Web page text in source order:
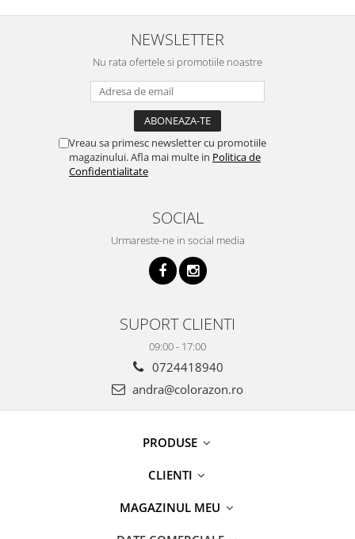
NEWSLETTER
Nu rata ofertele si promotiile noastre
Vreau sa primesc newsletter cu promotiile
magazinului. Afla mai multe in Politica de
Confidentialitate
SOCIAL
Urmareste-ne in social media
SUPORT CLIENTI
09:00 - 17:00
0724418940
andra@colorazon.ro
PRODUSE
CLIENTI
MAGAZINUL MEU